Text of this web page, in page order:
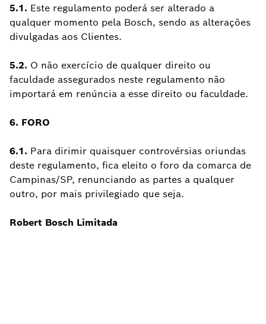
5.1. Este regulamento poderá ser alterado a
qualquer momento pela Bosch, sendo as alterações
divulgadas aos Clientes.
5.2. O não exercício de qualquer direito ou
faculdade assegurados neste regulamento não
importará em renúncia a esse direito ou faculdade.
6. FORO
6.1. Para dirimir quaisquer controvérsias oriundas
deste regulamento, fica eleito o foro da comarca de
Campinas/SP, renunciando as partes a qualquer
outro, por mais privilegiado que seja.
Robert Bosch Limitada